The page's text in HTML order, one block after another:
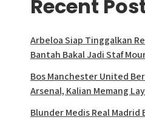
Recent
Arbeloa Siap Tinggalkan
Bantah Bakal Jadi Staf
Bos Manchester United
Arsenal, Kalian Memang
Blunder Medis Real Madrid